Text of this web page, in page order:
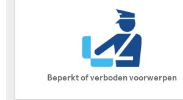
Beperkt of verboden voorwerpen